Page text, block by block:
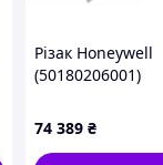
Різак Honeywell
(50180206001)
74 389 ₴